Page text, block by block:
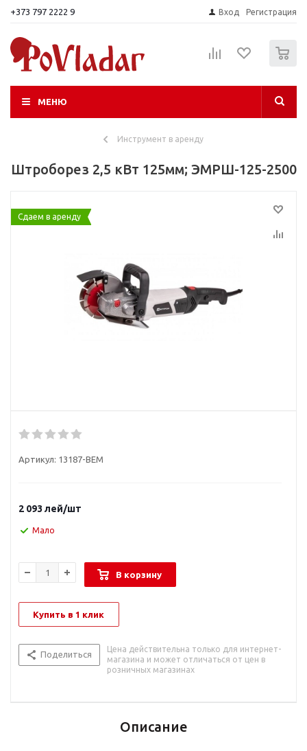
+373 797 2222 9 Вход Регистрация
МЕНЮ
Инструмент в аренду
Штроборез 2,5 кВт 125мм; ЭМРШ-125-2500
Сдаем в аренду
Артикул: 13187-BEM
2 093 лей/шт
Мало
В корзину
Купить в 1 клик
Поделиться
Цена действительна только для интернет-
магазина и может отличаться от цен в
розничных магазинах
Описание